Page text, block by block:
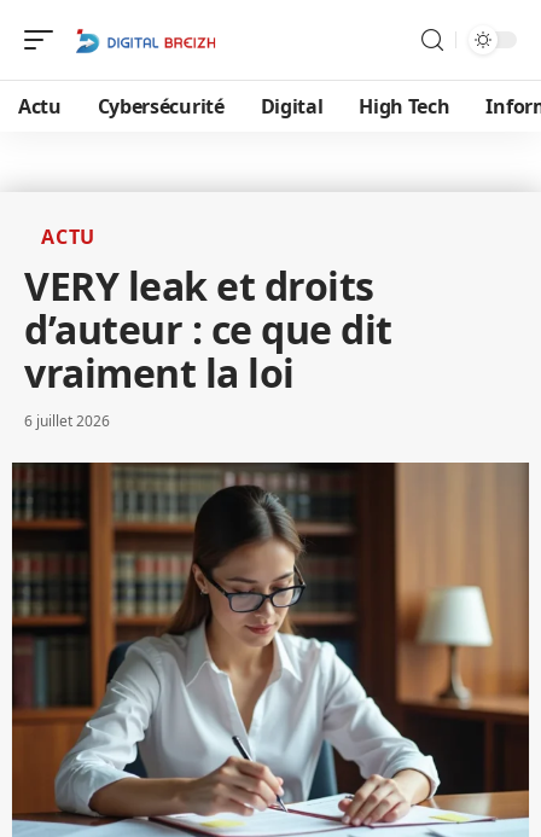
Actu Cybersécurité Digital High Tech
ACTU
VERY leak et droits
d’auteur : ce que dit
vraiment la loi
6 juillet 2026